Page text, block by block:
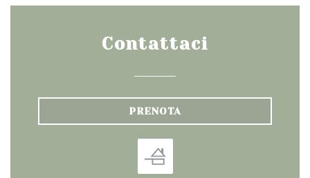
Contattaci
PRENOTA